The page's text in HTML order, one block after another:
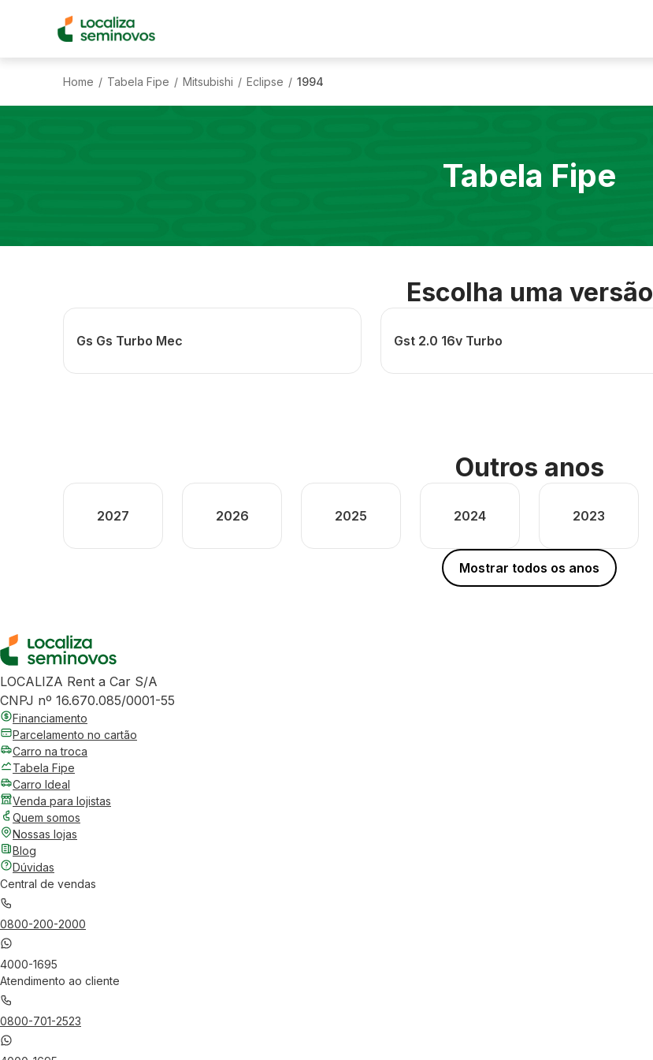
Home / Tabela Fipe / Mitsubishi / Eclipse / 1994
Tabela Fipe
Escolha uma versão
Gs Gs Turbo Mec Gst 2.0 16v Turbo
Outros anos
2027 2026 2025 2024 2023
Mostrar todos os anos
LOCALIZA Rent a Car S/A
CNPJ nº 16.670.085/0001-55
Financiamento
Parcelamento no cartão
Carro na troca
Tabela Fipe
Carro Ideal
Venda para lojistas
Quem somos
Nossas lojas
Blog
Dúvidas
Central de vendas
0800-200-2000
4000-1695
Atendimento ao cliente
0800-701-2523